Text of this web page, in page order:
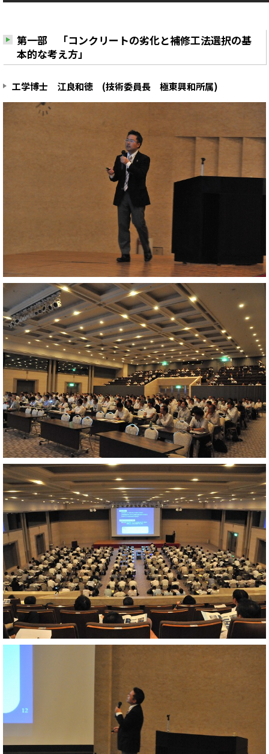
第一部 「コンクリートの劣化と補修工法選択の基
本的な考え方」
工学博士 江良和徳 (技術委員長 極東興和所属)